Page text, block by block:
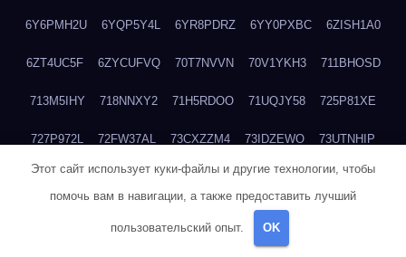
6Y6PMH2U 6YQP5Y4L 6YR8PDRZ 6YY0PXBC 6ZISH1A0
6ZT4UC5F 6ZYCUFVQ 70T7NVVN 70V1YKH3 711BHOSD
713M5IHY 718NNXY2 71H5RDOO 71UQJY58 725P81XE
727P972L 72FW37AL 73CXZZM4 73IDZEWO 73UTNHIP
73VKAF4E 740HGIUK 745ACL1O 74DPJX4S 74DVDXRM
76BJGQ4F
Этот сайт использует куки-файлы и другие технологии, чтобы
помочь вам в навигации, а также предоставить лучший
пользовательский опыт. OK